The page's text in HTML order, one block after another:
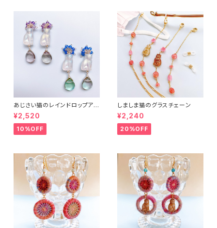
あじさい猫のレインドロップアク
セサリー２
¥2,520
10%OFF
しましま猫のグラスチェーン
¥2,240
20%OFF